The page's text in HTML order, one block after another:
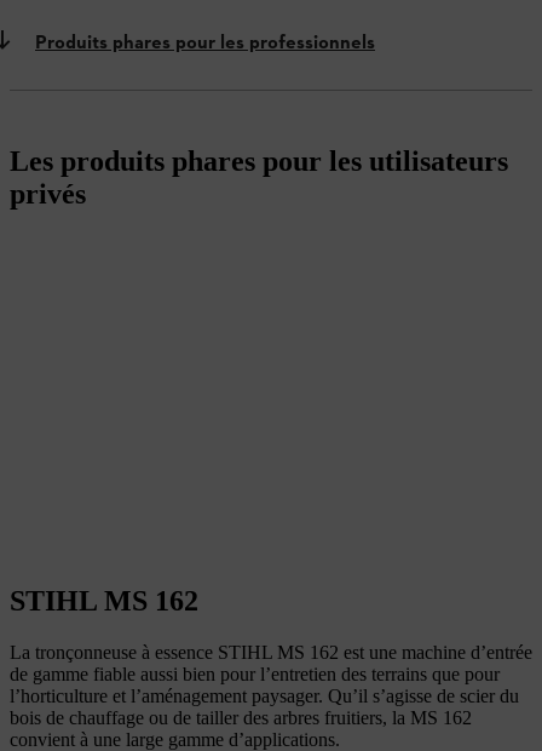
Produits phares pour les professionnels
Les produits phares pour les utilisateurs
privés
STIHL MS 162
La tronçonneuse à essence STIHL MS 162 est une machine d’entrée
de gamme fiable aussi bien pour l’entretien des terrains que pour
l’horticulture et l’aménagement paysager. Qu’il s’agisse de scier du
bois de chauffage ou de tailler des arbres fruitiers, la MS 162
convient à une large gamme d’applications.